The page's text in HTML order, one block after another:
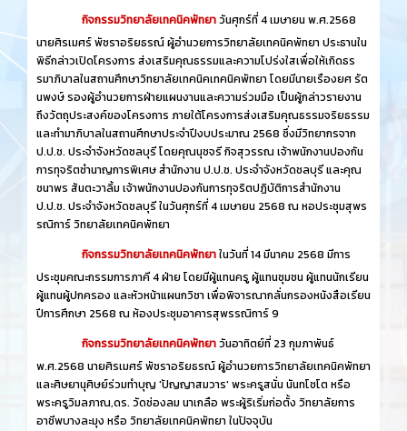
กิจกรรมวิทยาลัยเทคนิคพัทยาวันศุกร์ที่ 4 เมษายน พ.ศ.2568
นายศิรเมศร์ พัชราอริยธรณ์ ผู้อำนวยการวิทยาลัยเทคนิคพัทยา ประธานใน
พิธีกล่าวเปิดโครงการ ส่งเสริมคุณธรรมและความโปร่งใสเพื่อให้เกิดธร
รมาภิบาลในสถานศึกษาวิทยาลัยเทคนิคเทคนิคพัทยา โดยมีนายเรืองยศ รัต
นพงษ์ รองผู้อำนวยการฝ่ายแผนงานและความร่วมมือ เป็นผู้กล่าวรายงาน
ถึงวัตถุประสงค์ของโครงการ ภายใต้โครงการส่งเสริมคุณธรรมจริยธรรม
และทำมาภิบาลในสถานศึกษาประจำปีงบประมาณ 2568 ซึ่งมีวิทยากรจาก
ป.ป.ช. ประจำจังหวัดชลบุรี โดยคุณนุชจรี กิจสุวรรณ เจ้าพนักงานปองกัน
การทุจริตชำนาญการพิเศษ สำนักงาน ป.ป.ช. ประจำจังหวัดชลบุรี และคุณ
ชนาพร สันตะวาลิ้ม เจ้าพนักงานปองกันการทุจริตปฏิบัติการสำนักงาน
ป.ป.ช. ประจำจังหวัดชลบุรี ในวันศุกร์ที่ 4 เมษายน 2568 ณ หอประชุมสุพร
รณิการ์ วิทยาลัยเทคนิคพัทยา
กิจกรรมวิทยาลัยเทคนิคพัทยาในวันที่ 14 มีนาคม 2568 มีการ
ประชุมคณะกรรมการภาคี 4 ฝ่าย โดยมีผู้แทนครู ผู้แทนชุมชน ผู้แทนนักเรียน
ผู้แทนผู้ปกครอง และหัวหน้าแผนกวิชา เพื่อพิจารณากลั่นกรองหนังสือเรียน
ปีการศึกษา 2568 ณ ห้องประชุมอาคารสุพรรณิการ์ 9
กิจกรรมวิทยาลัยเทคนิคพัทยาวันอาทิตย์ที่ 23 กุมภาพันธ์
พ.ศ.2568 นายศิรเมศร์ พัชราอริยธรณ์ ผู้อำนวยการวิทยาลัยเทคนิคพัทยา
และศิษยานุศิษย์ร่วมทำบุญ 'ปัญญาสมวาร' พระครูสนั่น นันทโชโต หรือ
พระครูวิมลภาณ,ดร. วัดช่องลม นาเกลือ พระผู้ริเริ่มก่อตั้ง วิทยาลัยการ
อาชีพบางละมุง หรือ วิทยาลัยเทคนิคพัทยา ในปัจจุบัน